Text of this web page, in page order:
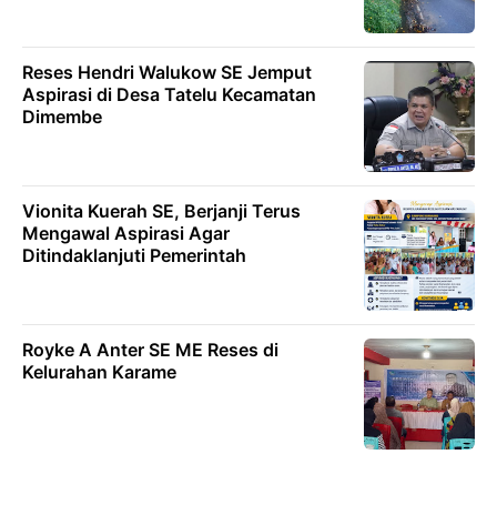
Reses Hendri Walukow SE Jemput
Aspirasi di Desa Tatelu Kecamatan
Dimembe
Vionita Kuerah SE, Berjanji Terus
Mengawal Aspirasi Agar
Ditindaklanjuti Pemerintah
Royke A Anter SE ME Reses di
Kelurahan Karame